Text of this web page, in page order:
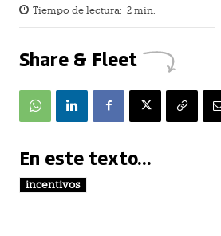
Tiempo de lectura: 2 min.
Share & Fleet
En este texto...
incentivos